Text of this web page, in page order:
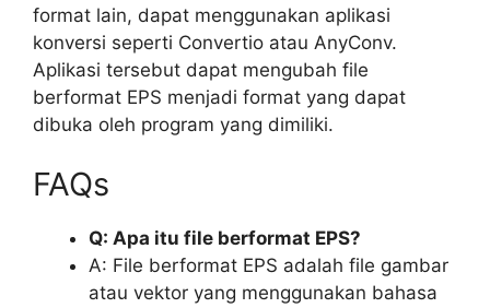
format lain, dapat menggunakan aplikasi
konversi seperti Convertio atau AnyConv.
Aplikasi tersebut dapat mengubah file
berformat EPS menjadi format yang dapat
dibuka oleh program yang dimiliki.
FAQs
Q: Apa itu file berformat EPS?
A: File berformat EPS adalah file gambar
atau vektor yang menggunakan bahasa